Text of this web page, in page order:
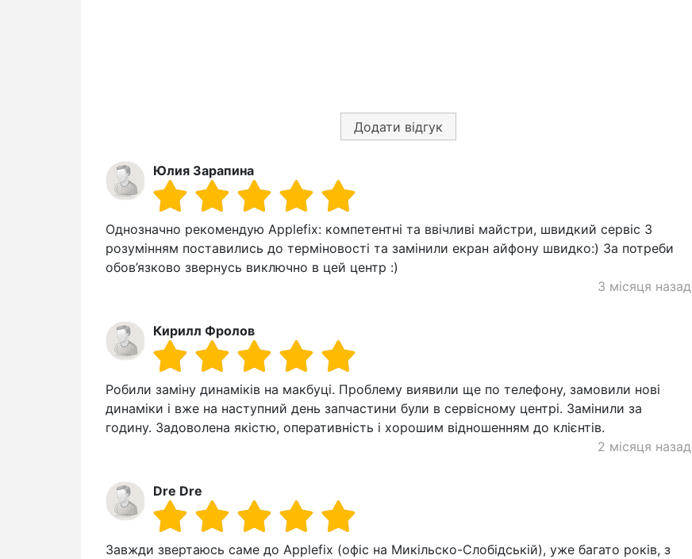
Додати відгук
Юлия Зарапина
Однозначно рекомендую Applefix: компетентні та ввічливі майстри, швидкий сервіс З
розумінням поставились до терміновості та замінили екран айфону швидко:) За потреби
обов’язково звернусь виключно в цей центр :)
3 місяця назад
Кирилл Фролов
Робили заміну динаміків на макбуці. Проблему виявили ще по телефону, замовили нові
динаміки і вже на наступний день запчастини були в сервісному центрі. Замінили за
годину. Задоволена якістю, оперативність і хорошим відношенням до клієнтів.
2 місяця назад
Dre Dre
Завжди звертаюсь саме до Applefix (офіс на Микільско-Слобідській), уже багато років, з